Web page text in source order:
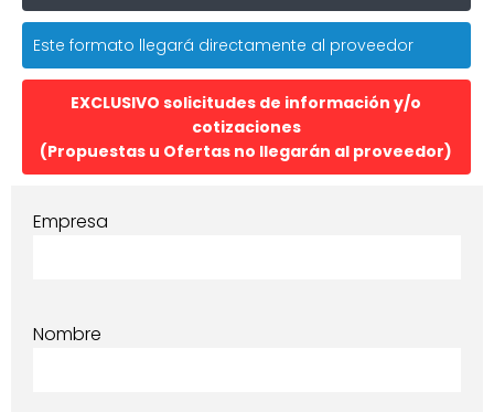
Este formato llegará directamente al proveedor
EXCLUSIVO solicitudes de información y/o
cotizaciones
(Propuestas u Ofertas no llegarán al proveedor)
Empresa
Nombre